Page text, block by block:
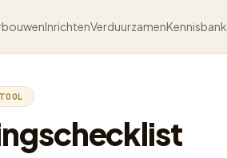
InrichtenVerduurzamenKennisbank